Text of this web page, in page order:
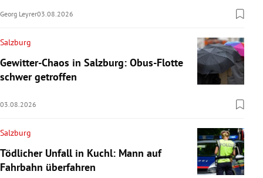
Georg Leyrer03.08.2026
Salzburg
Gewitter-Chaos in Salzburg: Obus-Flotte
schwer getroffen
03.08.2026
Salzburg
Tödlicher Unfall in Kuchl: Mann auf
Fahrbahn überfahren